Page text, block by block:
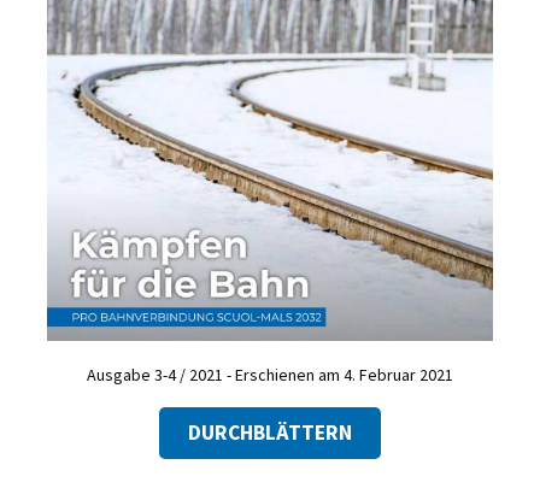
Ausgabe 3-4 / 2021 - Erschienen am 4. Februar 2021
DURCHBLÄTTERN